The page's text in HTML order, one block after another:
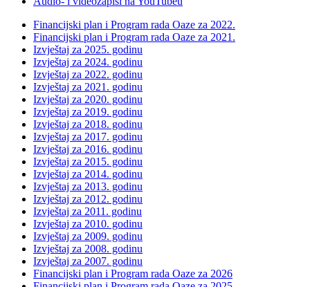
Financijski plan i Program rada Oaze za 2022.
Financijski plan i Program rada Oaze za 2021.
Izvještaj za 2025. godinu
Izvještaj za 2024. godinu
Izvještaj za 2022. godinu
Izvještaj za 2021. godinu
Izvještaj za 2020. godinu
Izvještaj za 2019. godinu
Izvještaj za 2018. godinu
Izvještaj za 2017. godinu
Izvještaj za 2016. godinu
Izvještaj za 2015. godinu
Izvještaj za 2014. godinu
Izvještaj za 2013. godinu
Izvještaj za 2012. godinu
Izvještaj za 2011. godinu
Izvještaj za 2010. godinu
Izvještaj za 2009. godinu
Izvještaj za 2008. godinu
Izvještaj za 2007. godinu
Financijski plan i Program rada Oaze za 2026